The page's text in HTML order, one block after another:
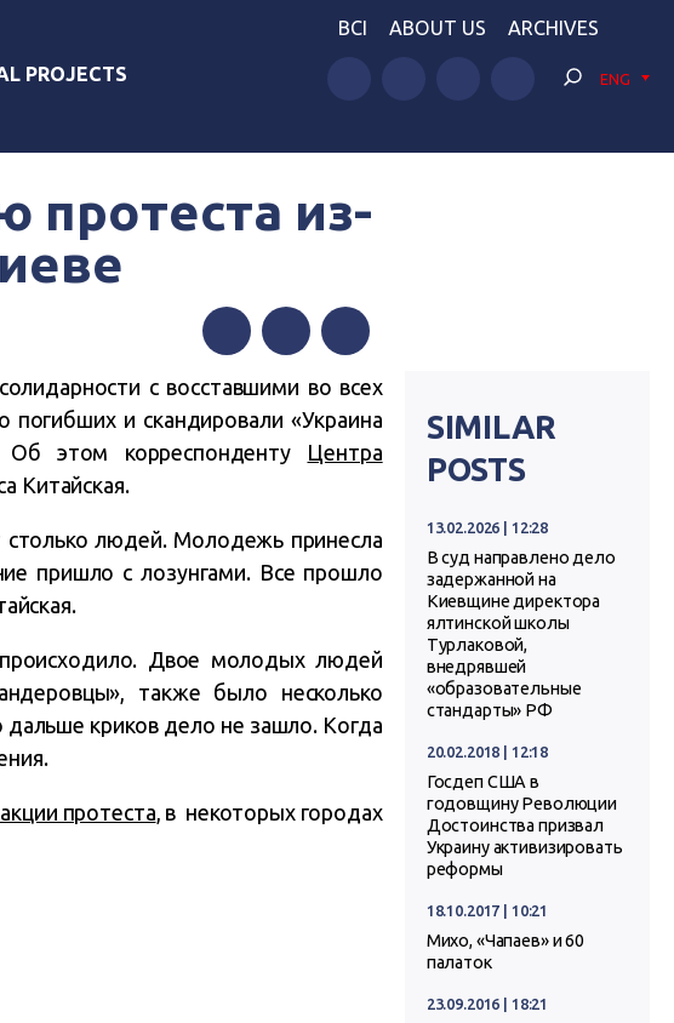
PROJECTS
BCI ABOUT US ARCHIVES
ENG
из-
FacebookTwitterTelegram
с восставшими во всех
и скандировали «Украина
Об этом корреспонденту Центра
Китайская.
людей. Молодежь принесла
пришло с лозунгами. Все прошло
Двое молодых людей
также было несколько
дальше криков дело не зашло. Когда
протеста, в некоторых городах
SIMILAR
POSTS
13.02.2026 | 12:28
В суд направлено дело
задержанной на
Киевщине директора
ялтинской школы
Турлаковой,
внедрявшей
«образовательные
стандарты» РФ
20.02.2018 | 12:18
Госдеп США в
годовщину Революции
Достоинства призвал
Украину активизировать
реформы
18.10.2017 | 10:21
Михо, «Чапаев» и 60
палаток
23.09.2016 | 18:21